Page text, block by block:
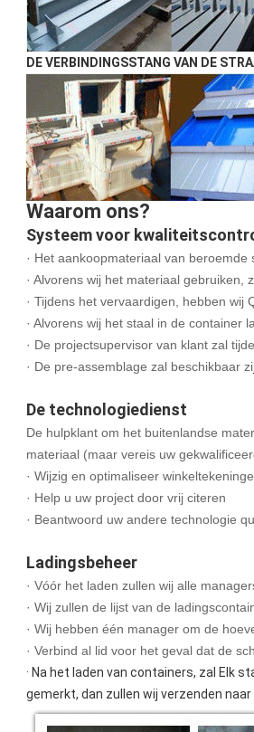
DE VERBINDINGSSTANG VAN DE
Waarom ons?
Systeem voor
· Het aankoopmateriaal van
· Alvorens wij het materiaal gebruiken,
· Tijdens het vervaardigen, hebben wij
· Alvorens wij het staal in de container
· De projectsupervisor van klant zal
· De pre-assemblage zal beschikbaar
De technologiedienst
De hulpklant om het buitenlandse
materiaal (maar vereis uw
· Wijzig en optimaliseer
· Help u uw project door vrij citeren
· Beantwoord uw andere technologie
Ladingsbeheer
· Vóór het laden zullen wij alle
· Wij zullen de lijst van de
· Wij hebben één manager om de
· Verbind al lid voor het geval dat de
· Na het laden van containers, zal Elk
gemerkt, dan zullen wij verzenden